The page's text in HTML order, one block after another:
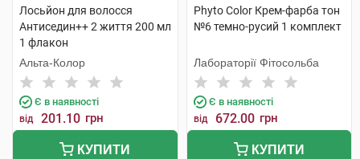
Лосьйон для волосся
Антиседин++ 2 життя 200 мл
1 флакон
Альта-Колор
Є в наявності
від 201.10 грн
КУПИТИ
Phyto Color Крем-фарба тон
№6 темно-русий 1 комплект
Лабораторії Фітосольба
Є в наявності
від 672.00 грн
КУПИТИ